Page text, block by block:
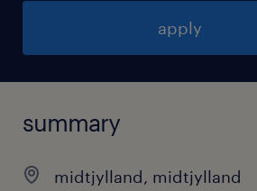
apply
summary
midtjylland, midtjylland